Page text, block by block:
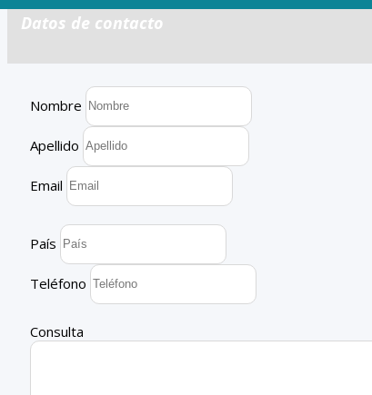
Datos de contacto
Nombre
Apellido
Email
País
Teléfono
Consulta